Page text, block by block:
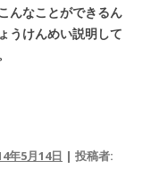
んなことができるん
うけんめい説明して
年5月14日 | 投稿者: